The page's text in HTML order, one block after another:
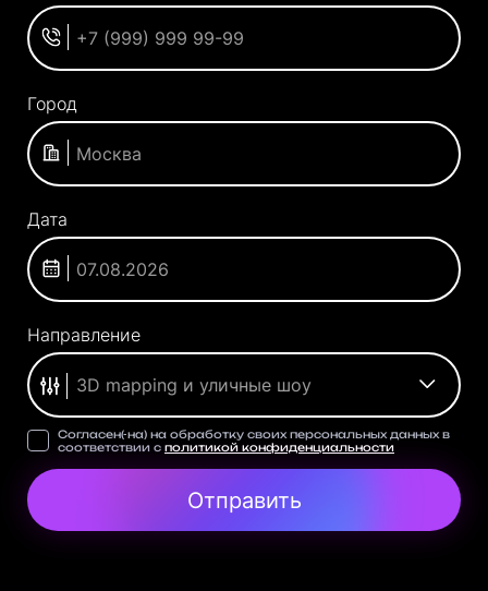
Город
Дата
Направление
3D mapping и уличные шоу
Согласен(-на) на обработку своих персональных данных в
соответствии с политикой конфиденциальности
Отправить